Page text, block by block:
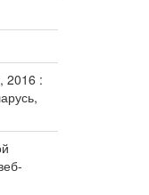
2016 :